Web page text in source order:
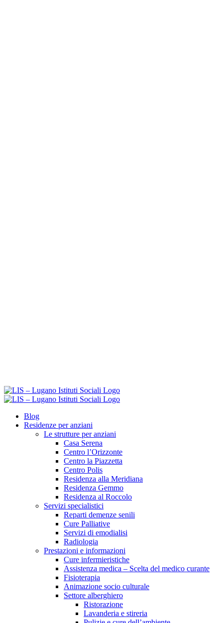
Blog
Residenze per anziani
Le strutture per anziani
Casa Serena
Centro l’Orizzonte
Centro la Piazzetta
Centro Polis
Residenza alla Meridiana
Residenza Gemmo
Residenza al Roccolo
Servizi specialistici
Reparti demenze senili
Cure Palliative
Servizi di emodialisi
Radiologia
Prestazioni e informazioni
Cure infermieristiche
Assistenza medica – Scelta del medico curante
Fisioterapia
Animazione socio culturale
Settore alberghiero
Ristorazione
Lavanderia e stireria